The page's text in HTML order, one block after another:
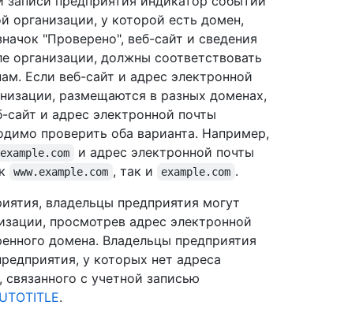
организации, у которой есть домен,
"Проверено", веб-сайт и сведения
организации, должны соответствовать
Если веб-сайт и адрес электронной
размещаются в разных доменах,
и адрес электронной почты
проверить оба варианта. Например,
и адрес электронной почты
www.example.com , так и example.com .
владельцы предприятия могут
просмотрев адрес электронной
домена. Владельцы предприятия
у которых нет адреса
с учетной записью
.